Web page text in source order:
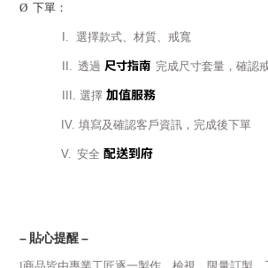
Ø 下單：
I. 選擇款式、材質、戒寬
II. 透過 尺寸指南 完成尺寸套量，確認
III. 選擇 加值服務
IV. 填寫及確認客戶資訊，完成後下單
V. 安全配送到府
– 貼心提醒–